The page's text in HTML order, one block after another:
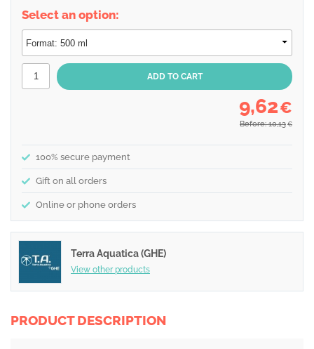
Select an option:
9,62€
Before: 10,13 €
100% secure payment
Gift on all orders
Online or phone orders
Terra Aquatica (GHE)
View other products
PRODUCT DESCRIPTION